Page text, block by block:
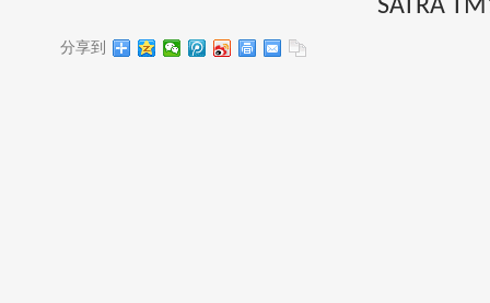
分享到
SATRA